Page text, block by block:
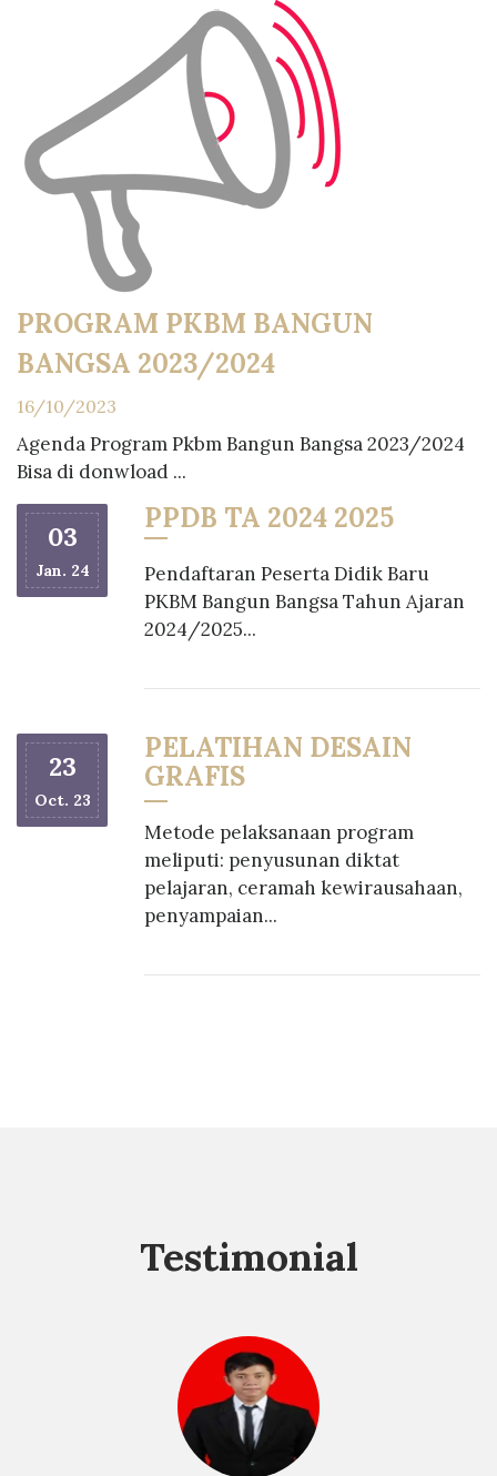
PROGRAM PKBM BANGUN
BANGSA 2023/2024
16/10/2023
Agenda Program Pkbm Bangun Bangsa 2023/2024
Bisa di donwload ...
03
Jan. 24
PPDB TA 2024 2025
Pendaftaran Peserta Didik Baru
PKBM Bangun Bangsa Tahun Ajaran
2024/2025...
23
Oct. 23
PELATIHAN DESAIN
GRAFIS
Metode pelaksanaan program
meliputi: penyusunan diktat
pelajaran, ceramah kewirausahaan,
penyampaian...
Testimonial